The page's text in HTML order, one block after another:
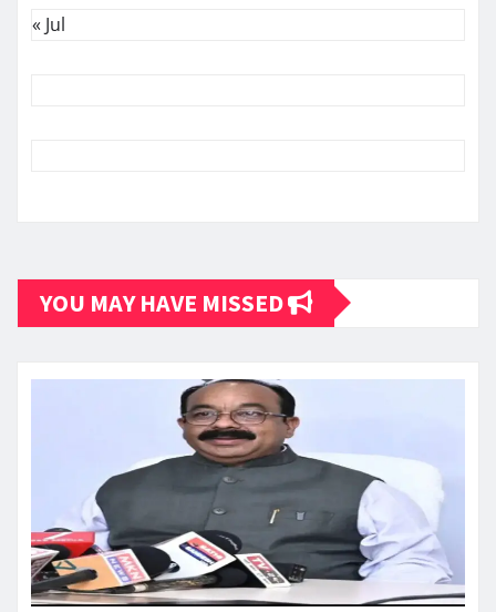
« Jul
YOU MAY HAVE MISSED